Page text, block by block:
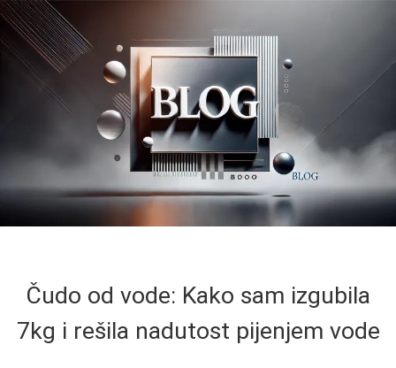
Čudo od vode: Kako sam izgubila
7kg i rešila nadutost pijenjem vode